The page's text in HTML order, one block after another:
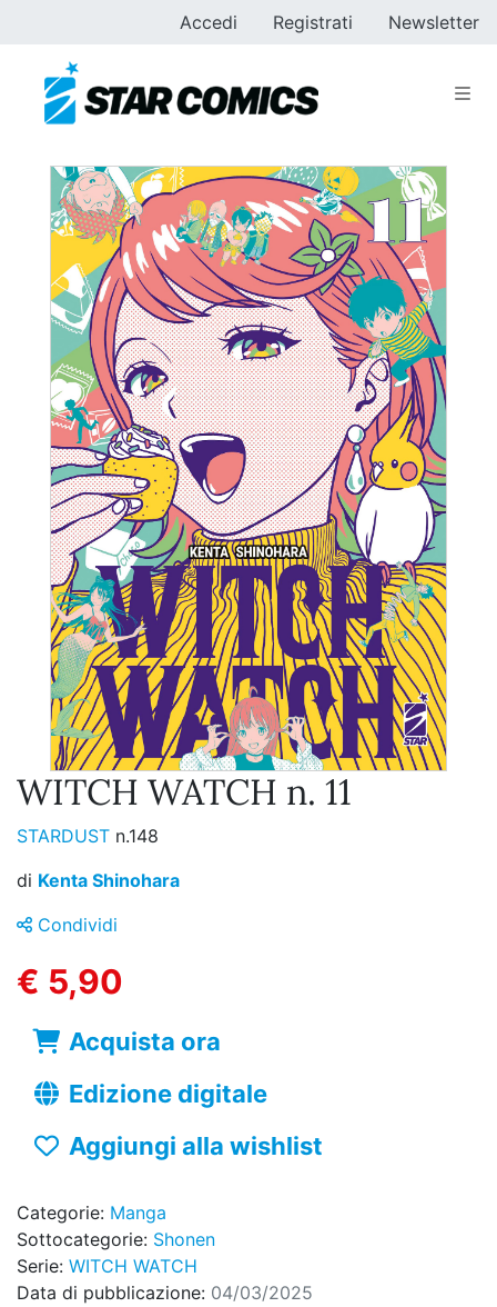
Accedi Registrati Newsletter
WITCH WATCH n. 11
STARDUST n.148
di Kenta Shinohara
Condividi
€ 5,90
Acquista ora
Edizione digitale
Aggiungi alla wishlist
Categorie: Manga
Sottocategorie: Shonen
Serie: WITCH WATCH
Data di pubblicazione: 04/03/2025